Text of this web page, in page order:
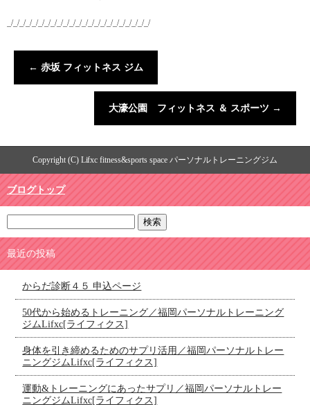
_/_/_/_/_/_/_/_/_/_/_/_/_/_/_/_/_/_/_/_/_/_/_/
← 赤坂 フィットネス ジム
大濠公園 フィットネス ＆ スポーツ →
Copyright (C) Lifxc fitness&sports space パーソナルトレーニングジム
ブログトップ
最近の投稿
からだ診断４５ 申込ページ
50代から始めるトレーニング／福岡パーソナルトレーニング
ジムLifxc[ライフィクス]
身体を引き締めるためのサプリ活用／福岡パーソナルトレー
ニングジムLifxc[ライフィクス]
運動&トレーニングにあったサプリ／福岡パーソナルトレー
ニングジムLifxc[ライフィクス]